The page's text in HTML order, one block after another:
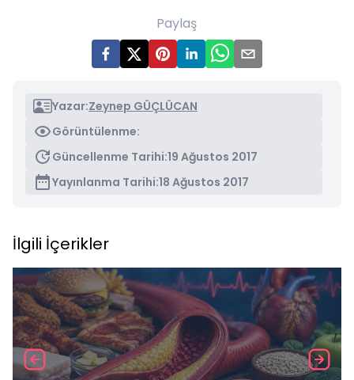
Paylaş
Yazar:Zeynep GÜÇLÜCAN
Görüntülenme:
Güncellenme Tarihi:19 Ağustos 2017
Yayınlanma Tarihi:18 Ağustos 2017
İlgili İçerikler